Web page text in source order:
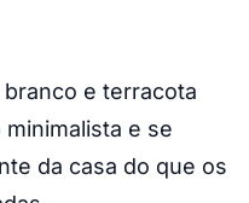
e terracota
e se
da casa do que os